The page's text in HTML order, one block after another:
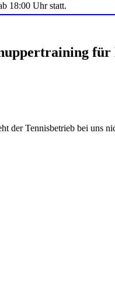
18:00 Uhr statt.
für
der Tennisbetrieb bei uns